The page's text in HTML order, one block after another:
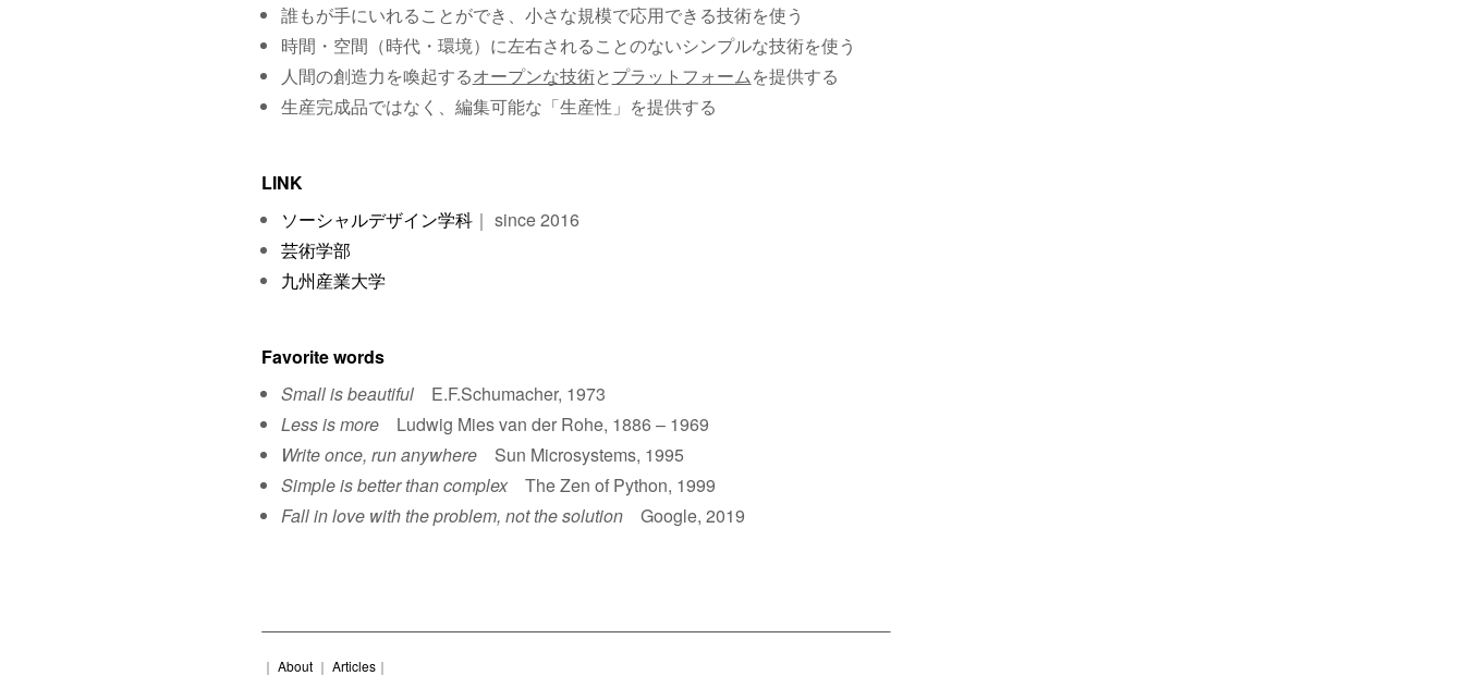
誰もが手にいれることができ、小さな規模で応用できる技術を使う
時間・空間（時代・環境）に左右されることのないシンプルな技術を使う
人間の創造力を喚起するオープンな技術とプラットフォームを提供する
生産完成品ではなく、編集可能な「生産性」を提供する
LINK
ソーシャルデザイン学科｜ since 2016
芸術学部
九州産業大学
Favorite words
Small is beautifulE.F.Schumacher, 1973
Less is moreLudwig Mies van der Rohe, 1886 – 1969
Write once, run anywhereSun Microsystems, 1995
Simple is better than complexThe Zen of Python, 1999
Fall in love with the problem, not the solutionGoogle, 2019
｜ About ｜ Articles ｜